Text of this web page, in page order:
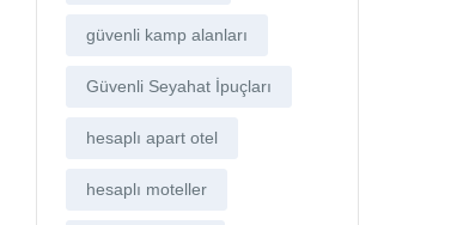
güvenli kamp alanları
Güvenli Seyahat İpuçları
hesaplı apart otel
hesaplı moteller